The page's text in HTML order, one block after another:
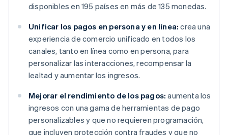
disponibles en 195 países en más de 135 monedas.
Unificar los pagos en persona y en línea: crea una
experiencia de comercio unificado en todos los
canales, tanto en línea como en persona, para
personalizar las interacciones, recompensar la
lealtad y aumentar los ingresos.
Mejorar el rendimiento de los pagos: aumenta los
ingresos con una gama de herramientas de pago
personalizables y que no requieren programación,
que incluyen protección contra fraudes y que no